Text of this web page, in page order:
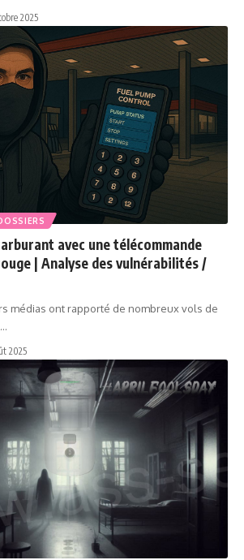
2025
avec une télécommande
| Analyse des vulnérabilités /
médias ont rapporté de nombreux vols de
2025